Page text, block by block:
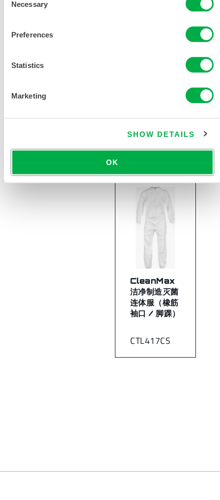
Selection
Necessary
Preferences
Statistics
Marketing
SHOW DETAILS
OK
CTL428CM
CTL417CS
CleanMax
洁净制造灭菌
连体服（橡筋
袖口 / 脚踝）